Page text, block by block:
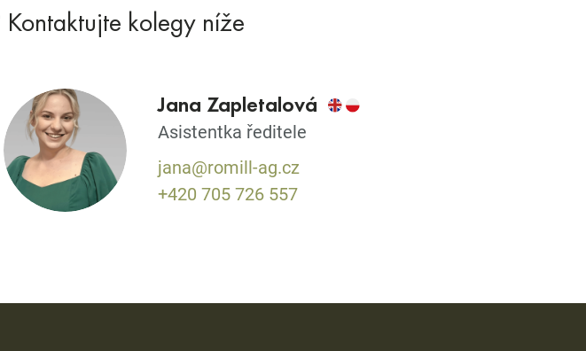
Kontaktujte kolegy níže
Jana Zapletalová
Asistentka ředitele
jana@romill-ag.cz
+420 705 726 557